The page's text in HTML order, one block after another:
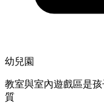
幼兒園
教室與室內遊戲區是
質